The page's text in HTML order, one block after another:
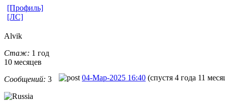
[Профиль]
[ЛС]
Alvik
Стаж: 1 год
10 месяцев
Сообщений: 3 04-Мар-2025 16:40 (спустя 4 года 11